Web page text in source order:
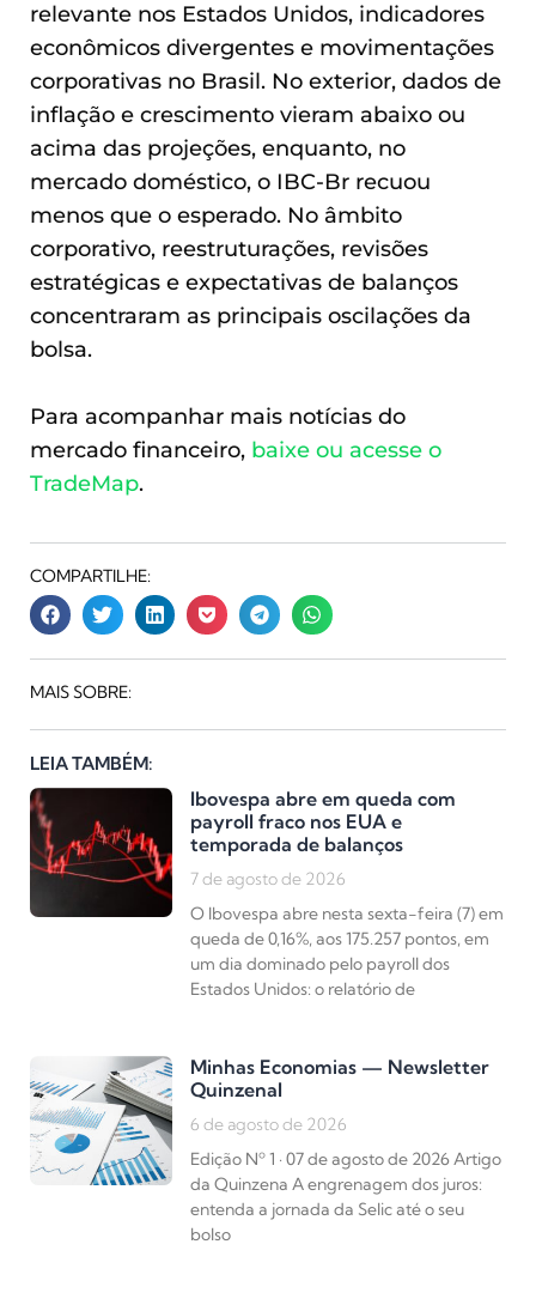
relevante nos Estados Unidos, indicadores
econômicos divergentes e movimentações
corporativas no Brasil. No exterior, dados de
inflação e crescimento vieram abaixo ou
acima das projeções, enquanto, no
mercado doméstico, o IBC-Br recuou
menos que o esperado. No âmbito
corporativo, reestruturações, revisões
estratégicas e expectativas de balanços
concentraram as principais oscilações da
bolsa.
Para acompanhar mais notícias do
mercado financeiro, baixe ou acesse o
TradeMap.
COMPARTILHE:
MAIS SOBRE:
LEIA TAMBÉM:
Ibovespa abre em queda com
payroll fraco nos EUA e
temporada de balanços
7 de agosto de 2026
O Ibovespa abre nesta sexta-feira (7) em
queda de 0,16%, aos 175.257 pontos, em
um dia dominado pelo payroll dos
Estados Unidos: o relatório de
Minhas Economias — Newsletter
Quinzenal
6 de agosto de 2026
Edição Nº 1 · 07 de agosto de 2026 Artigo
da Quinzena A engrenagem dos juros:
entenda a jornada da Selic até o seu
bolso